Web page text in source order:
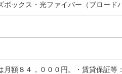
ボックス・光ファイバー（ブロー
月額８４，０００円。・賃貸保証